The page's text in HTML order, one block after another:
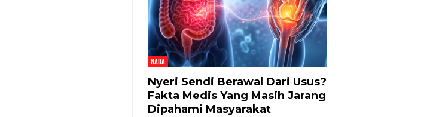
NADA
Nyeri Sendi Berawal Dari Usus?
Fakta Medis Yang Masih Jarang
Dipahami Masyarakat